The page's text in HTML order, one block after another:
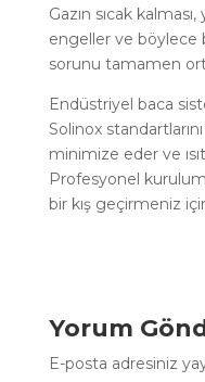
Gazın sıcak
engeller ve böylece
sorunu tamamen
Endüstriyel baca
Solinox
minimize eder ve
Profesyonel
bir kış geçirmeniz
Yorum
E-posta adresiniz